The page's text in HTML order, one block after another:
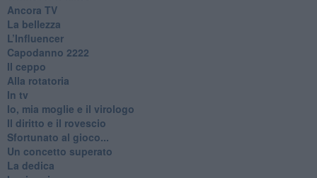
Ancora TV
La bellezza
L’Influencer
​Capodanno 2222
Il ceppo
Alla rotatoria
In tv
Io, mia moglie e il virologo
Il diritto e il rovescio
Sfortunato al gioco...
Un concetto superato
La dedica